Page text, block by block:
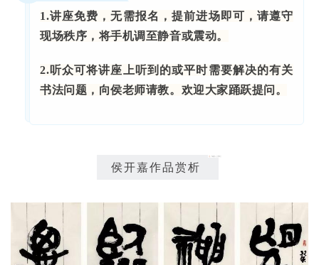
1.讲座免费，无需报名，提前进场即可，请遵守
现场秩序，将手机调至静音或震动。
2.听众可将讲座上听到的或平时需要解决的有关
书法问题，向侯老师请教。欢迎大家踊跃提问。
侯开嘉作品赏析